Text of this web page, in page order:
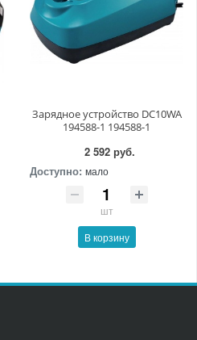
Зарядное устройство DC10WA
194588-1 194588-1
2 592 руб.
Доступно: мало
шт
В корзину